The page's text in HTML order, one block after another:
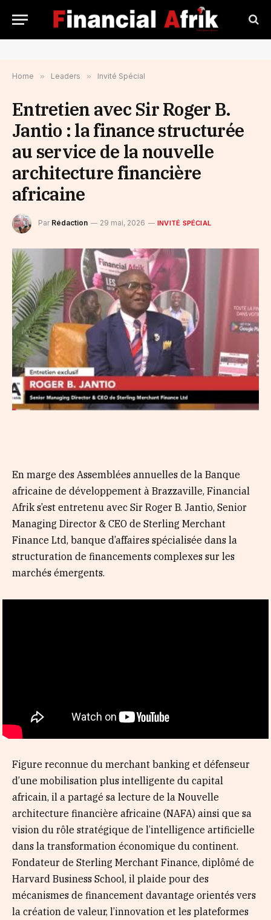
Home » Leaders » Invité Spécial
Entretien avec Sir Roger B.
Jantio : la finance structurée
au service de la nouvelle
architecture financière
africaine
Par Rédaction 29 mai, 2026 INVITÉ SPÉCIAL
En marge des Assemblées annuelles de la Banque
africaine de développement à Brazzaville, Financial
Afrik s’est entretenu avec Sir Roger B. Jantio, Senior
Managing Director & CEO de Sterling Merchant
Finance Ltd, banque d’affaires spécialisée dans la
structuration de financements complexes sur les
marchés émergents.
Figure reconnue du merchant banking et défenseur
d’une mobilisation plus intelligente du capital
africain, il a partagé sa lecture de la Nouvelle
architecture financière africaine (NAFA) ainsi que sa
vision du rôle stratégique de l’intelligence artificielle
dans la transformation économique du continent.
Fondateur de Sterling Merchant Finance, diplômé de
Harvard Business School, il plaide pour des
mécanismes de financement davantage orientés vers
la création de valeur, l’innovation et les plateformes